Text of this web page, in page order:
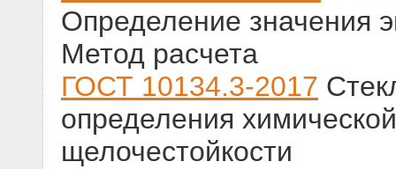
Определение значения
Метод расчета
ГОСТ 10134.3-2017
определения
щелочестойкости